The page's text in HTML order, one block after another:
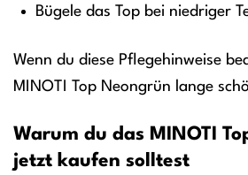
Bügele das Top bei niedriger
Wenn du diese Pflegehinweise
MINOTI Top Neongrün lange
Warum du das MINOTI
jetzt kaufen solltest